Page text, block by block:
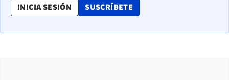
INICIA SESIÓN SUSCRÍBETE
OPENS IN NEW WINDOW